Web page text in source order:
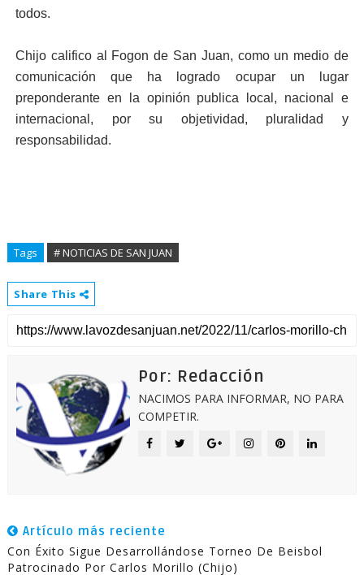
todos.
Chijo califico al Fogon de San Juan, como un medio de
comunicación que ha logrado ocupar un lugar
preponderante en la opinión publica local, nacional e
internacional, por su objetividad, pluralidad y
responsabilidad.
Tags # NOTICIAS DE SAN JUAN
Share This
Por: Redacción
NACIMOS PARA INFORMAR, NO PARA
COMPETIR.
Artículo más reciente
Con Éxito Sigue Desarrollándose Torneo De Beisbol
Patrocinado Por Carlos Morillo (Chijo)